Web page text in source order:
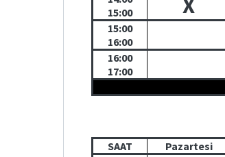
15:00
X
15:00
16:00
16:00
17:00
SAAT
Pazartesi